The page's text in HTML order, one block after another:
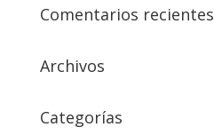
Comentarios recientes
Archivos
Categorías